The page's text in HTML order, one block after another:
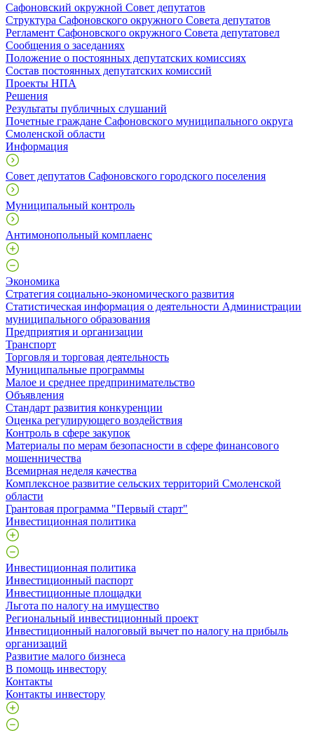
Сафоновский окружной Совет депутатов
Структура Сафоновского окружного Совета депутатов
Регламент Сафоновского окружного Совета депутатовел
Сообщения о заседаниях
Положение о постоянных депутатских комиссиях
Состав постоянных депутатских комиссий
Проекты НПА
Решения
Результаты публичных слушаний
Почетные граждане Сафоновского муниципального округа
Смоленской области
Информация
Совет депутатов Сафоновского городского поселения
Муниципальный контроль
Антимонопольный комплаенс
Экономика
Стратегия социально-экономического развития
Статистическая информация о деятельности Администрации
муниципального образования
Предприятия и организации
Транспорт
Торговля и торговая деятельность
Муниципальные программы
Малое и среднее предпринимательство
Объявления
Стандарт развития конкуренции
Оценка регулирующего воздействия
Контроль в сфере закупок
Материалы по мерам безопасности в сфере финансового
мошенничества
Всемирная неделя качества
Комплексное развитие сельских территорий Смоленской
области
Грантовая программа "Первый старт"
Инвестиционная политика
Инвестиционная политика
Инвестиционный паспорт
Инвестиционные площадки
Льгота по налогу на имущество
Региональный инвестиционный проект
Инвестиционный налоговый вычет по налогу на прибыль
организаций
Развитие малого бизнеса
В помощь инвестору
Контакты
Контакты инвестору